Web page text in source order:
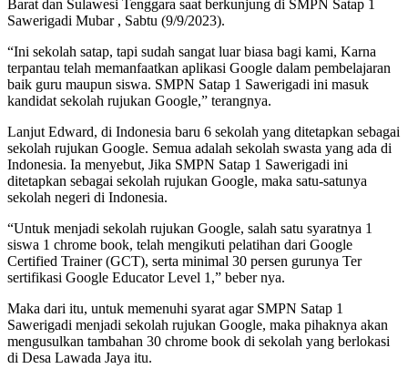
Barat dan Sulawesi Tenggara saat berkunjung di SMPN Satap 1
Sawerigadi Mubar , Sabtu (9/9/2023).
“Ini sekolah satap, tapi sudah sangat luar biasa bagi kami, Karna
terpantau telah memanfaatkan aplikasi Google dalam pembelajaran
baik guru maupun siswa. SMPN Satap 1 Sawerigadi ini masuk
kandidat sekolah rujukan Google,” terangnya.
Lanjut Edward, di Indonesia baru 6 sekolah yang ditetapkan sebagai
sekolah rujukan Google. Semua adalah sekolah swasta yang ada di
Indonesia. Ia menyebut, Jika SMPN Satap 1 Sawerigadi ini
ditetapkan sebagai sekolah rujukan Google, maka satu-satunya
sekolah negeri di Indonesia.
“Untuk menjadi sekolah rujukan Google, salah satu syaratnya 1
siswa 1 chrome book, telah mengikuti pelatihan dari Google
Certified Trainer (GCT), serta minimal 30 persen gurunya Ter
sertifikasi Google Educator Level 1,” beber nya.
Maka dari itu, untuk memenuhi syarat agar SMPN Satap 1
Sawerigadi menjadi sekolah rujukan Google, maka pihaknya akan
mengusulkan tambahan 30 chrome book di sekolah yang berlokasi
di Desa Lawada Jaya itu.